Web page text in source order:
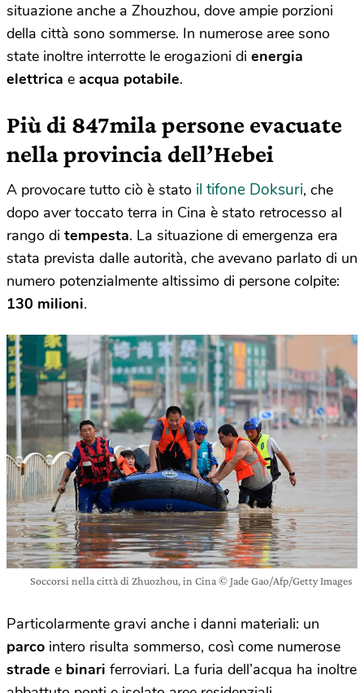
situazione anche a Zhouzhou, dove ampie porzioni
della città sono sommerse. In numerose aree sono
state inoltre interrotte le erogazioni di energia
elettrica e acqua potabile.
Più di 847mila persone evacuate
nella provincia dell’Hebei
A provocare tutto ciò è stato il tifone Doksuri, che
dopo aver toccato terra in Cina è stato retrocesso al
rango di tempesta. La situazione di emergenza era
stata prevista dalle autorità, che avevano parlato di un
numero potenzialmente altissimo di persone colpite:
130 milioni.
Soccorsi nella città di Zhuozhou, in Cina © Jade Gao/Afp/Getty Images
Particolarmente gravi anche i danni materiali: un
parco intero risulta sommerso, così come numerose
strade e binari ferroviari. La furia dell’acqua ha inoltre